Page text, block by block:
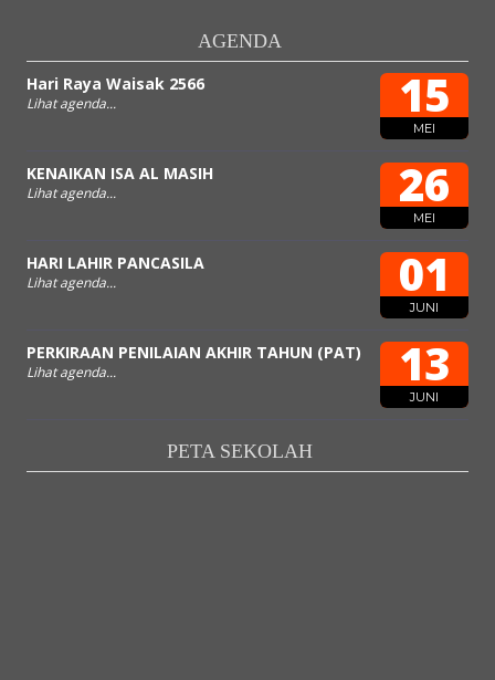
AGENDA
15
MEI
Hari Raya Waisak 2566
Lihat agenda...
26
MEI
KENAIKAN ISA AL MASIH
Lihat agenda...
01
JUNI
HARI LAHIR PANCASILA
Lihat agenda...
13
JUNI
PERKIRAAN PENILAIAN AKHIR TAHUN (PAT)
Lihat agenda...
PETA SEKOLAH